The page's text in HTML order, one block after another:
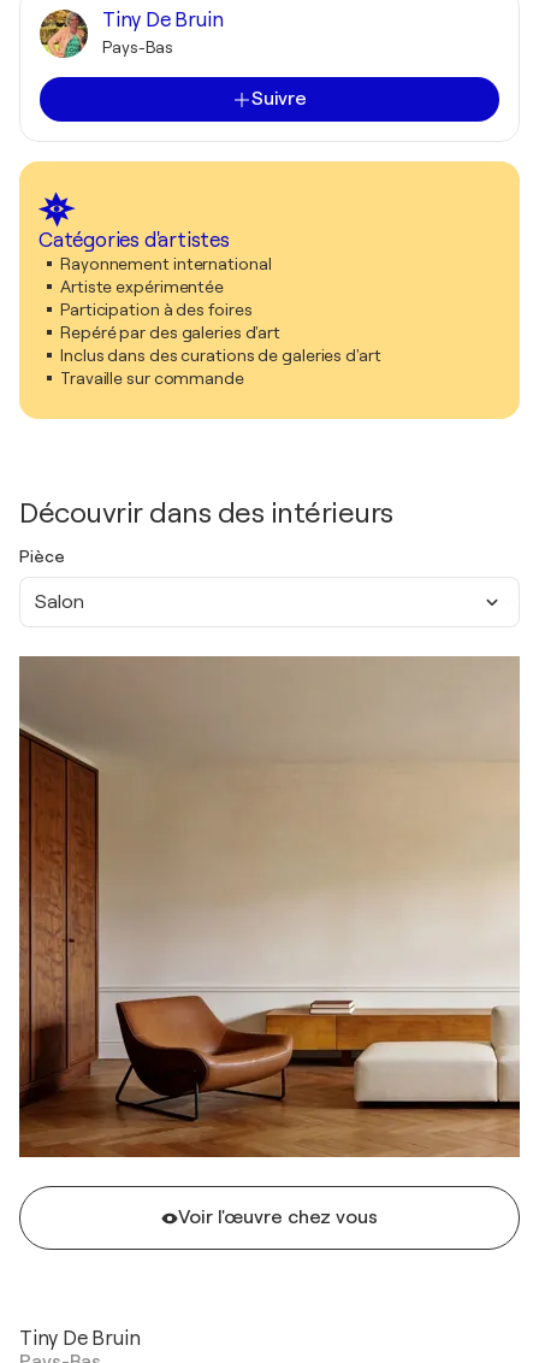
Tiny De Bruin
Pays-Bas
Suivre
Catégories d'artistes
Rayonnement international
Artiste expérimentée
Participation à des foires
Repéré par des galeries d'art
Inclus dans des curations de galeries d'art
Travaille sur commande
Découvrir dans des intérieurs
Pièce
Salon
Voir l'œuvre chez vous
Tiny De Bruin